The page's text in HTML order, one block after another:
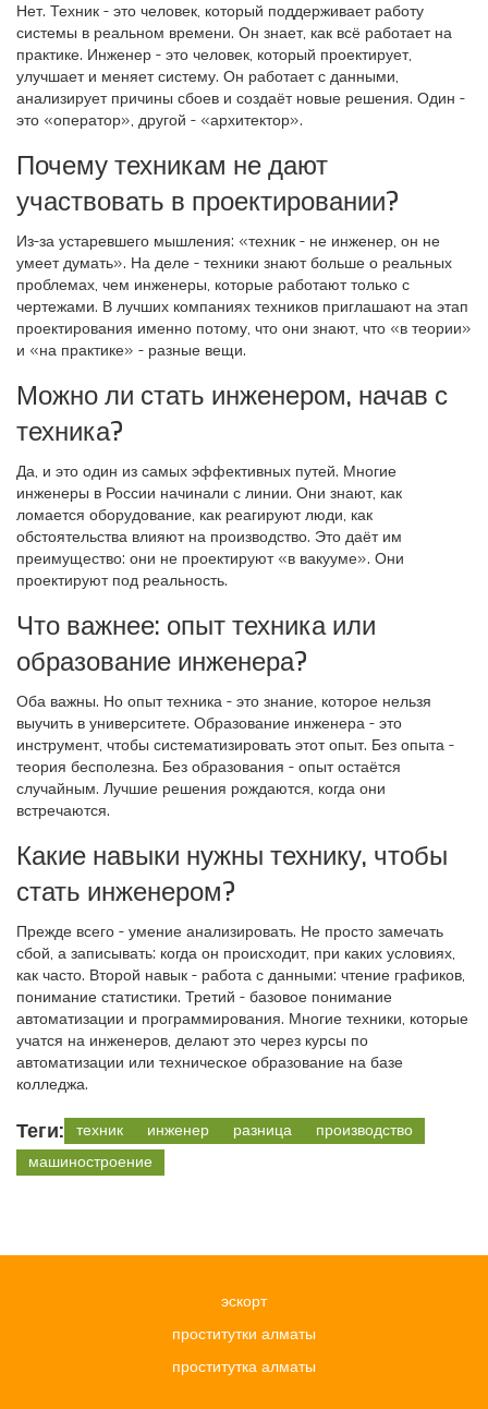
Нет. Техник - это человек, который поддерживает работу
системы в реальном времени. Он знает, как всё работает на
практике. Инженер - это человек, который проектирует,
улучшает и меняет систему. Он работает с данными,
анализирует причины сбоев и создаёт новые решения. Один -
это «оператор», другой - «архитектор».
Почему техникам не дают
участвовать в проектировании?
Из-за устаревшего мышления: «техник - не инженер, он не
умеет думать». На деле - техники знают больше о реальных
проблемах, чем инженеры, которые работают только с
чертежами. В лучших компаниях техников приглашают на этап
проектирования именно потому, что они знают, что «в теории»
и «на практике» - разные вещи.
Можно ли стать инженером, начав с
техника?
Да, и это один из самых эффективных путей. Многие
инженеры в России начинали с линии. Они знают, как
ломается оборудование, как реагируют люди, как
обстоятельства влияют на производство. Это даёт им
преимущество: они не проектируют «в вакууме». Они
проектируют под реальность.
Что важнее: опыт техника или
образование инженера?
Оба важны. Но опыт техника - это знание, которое нельзя
выучить в университете. Образование инженера - это
инструмент, чтобы систематизировать этот опыт. Без опыта -
теория бесполезна. Без образования - опыт остаётся
случайным. Лучшие решения рождаются, когда они
встречаются.
Какие навыки нужны технику, чтобы
стать инженером?
Прежде всего - умение анализировать. Не просто замечать
сбой, а записывать: когда он происходит, при каких условиях,
как часто. Второй навык - работа с данными: чтение графиков,
понимание статистики. Третий - базовое понимание
автоматизации и программирования. Многие техники, которые
учатся на инженеров, делают это через курсы по
автоматизации или техническое образование на базе
колледжа.
Теги: техник инженер разница
производство
машиностроение
эскорт
проститутки алматы
проститутка алматы